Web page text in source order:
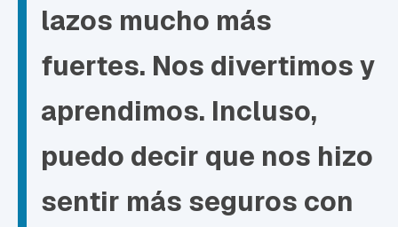
lazos mucho más
fuertes. Nos divertimos y
aprendimos. Incluso,
puedo decir que nos hizo
sentir más seguros con